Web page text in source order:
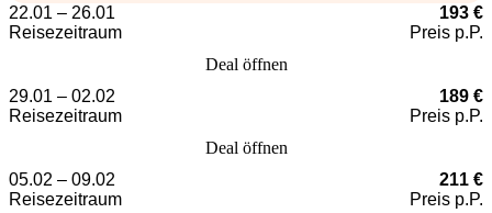
22.01 – 26.01
Reisezeitraum
193 €
Preis p.P.
Deal öffnen
29.01 – 02.02
Reisezeitraum
189 €
Preis p.P.
Deal öffnen
05.02 – 09.02
Reisezeitraum
211 €
Preis p.P.